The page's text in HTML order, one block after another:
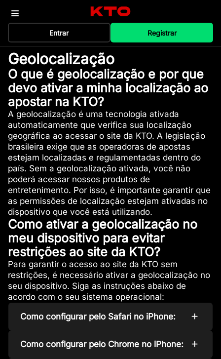
Entrar Registrar
Geolocalização
O que é geolocalização e por que
devo ativar a minha localização ao
apostar na KTO?
A geolocalização é uma tecnologia ativada
automaticamente que verifica sua localização
geográfica ao acessar o site da KTO. A legislação
brasileira exige que as operadoras de apostas
estejam localizadas e regulamentadas dentro do
país. Sem a geolocalização ativada, você não
poderá acessar nossos produtos de
entretenimento. Por isso, é importante garantir que
as permissões de localização estejam ativadas no
dispositivo que você está utilizando.
Como ativar a geolocalização no
meu dispositivo para evitar
restrições ao site da KTO?
Para garantir o acesso ao site da KTO sem
restrições, é necessário ativar a geolocalização no
seu dispositivo. Siga as instruções abaixo de
acordo com o seu sistema operacional:
Como configurar pelo Safari no iPhone:
Como configurar pelo Chrome no iPhone: